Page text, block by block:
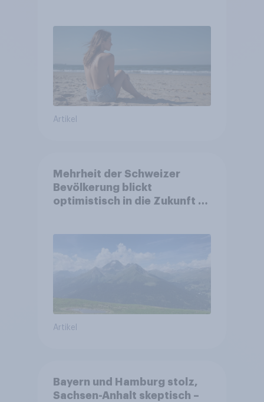
Artikel
Mehrheit der Schweizer
Bevölkerung blickt
optimistisch in die Zukunft –
Altersvorsorge
Artikel
Bayern und Hamburg stolz,
Sachsen-Anhalt skeptisch –